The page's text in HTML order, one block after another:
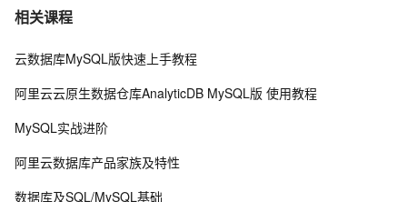
7 PostgreSQL\MySQL比较
8 Mysql笔记--常用命令
10mysql预处理语句
相关课程
云数据库MySQL版快速上手教程
阿里云云原生数据仓库AnalyticDB MySQL版 使用教程
MySQL实战进阶
阿里云数据库产品家族及特性
数据库及SQL/MySQL基础